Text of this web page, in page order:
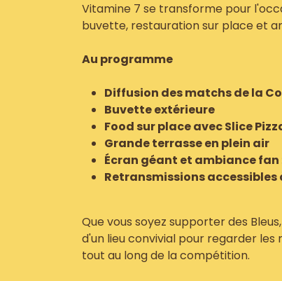
Vitamine 7 se transforme pour
buvette, restauration sur place et
Au programme
Diffusion des matchs de la
Buvette extérieure
Food sur place avec Slice
Grande terrasse en plein air
Écran géant et ambiance
Retransmissions accessibles
Que vous soyez supporter des
d'un lieu convivial pour regarder les
tout au long de la compétition.